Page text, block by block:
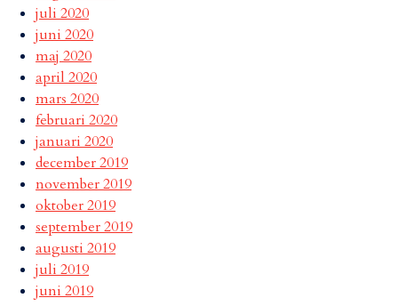
juli 2020
juni 2020
maj 2020
april 2020
mars 2020
februari 2020
januari 2020
december 2019
november 2019
oktober 2019
september 2019
augusti 2019
juli 2019
juni 2019